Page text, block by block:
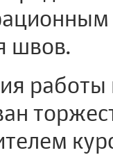
швов.
работы